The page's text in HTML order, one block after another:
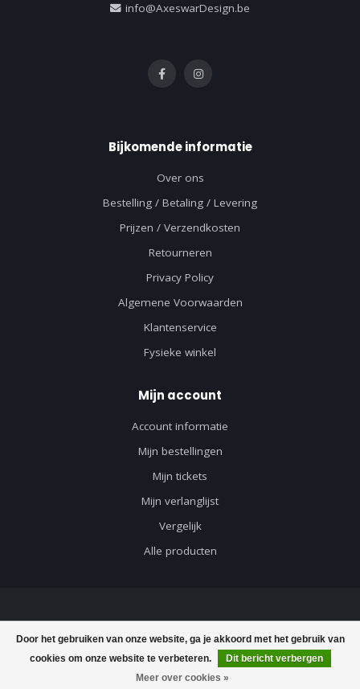
Door het gebruiken van onze website, ga je akkoord met het gebruik van
cookies om onze website te verbeteren.
Dit bericht verbergen
Meer over cookies »
info@AxeswarDesign.be
Bijkomende informatie
Over ons
Bestelling / Betaling / Levering
Prijzen / Verzendkosten
Retourneren
Privacy Policy
Algemene Voorwaarden
Klantenservice
Fysieke winkel
Mijn account
Account informatie
Mijn bestellingen
Mijn tickets
Mijn verlanglijst
Vergelijk
Alle producten
© Copyright 2026 Axeswar Design - Powered byLightspeed-Lightspeed
design byDyvelopment